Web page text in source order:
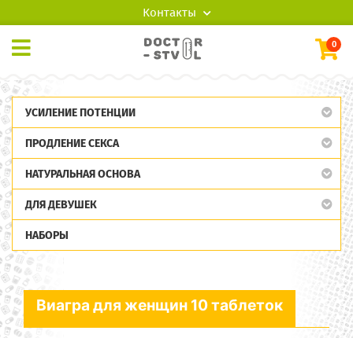
Контакты
0
УСИЛЕНИЕ ПОТЕНЦИИ
ПРОДЛЕНИЕ СЕКСА
НАТУРАЛЬНАЯ ОСНОВА
ДЛЯ ДЕВУШЕК
НАБОРЫ
Виагра для женщин 10 таблеток